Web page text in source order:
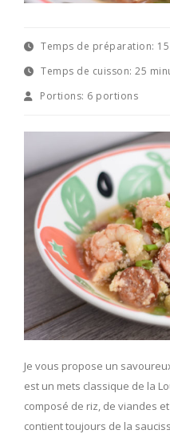
Temps de préparation:
Temps de cuisson: 25
Portions: 6 portions
Je vous propose un
est un mets classique de la
composé de riz, de viandes
contient toujours de la